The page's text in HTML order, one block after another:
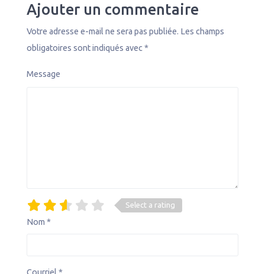
Ajouter un commentaire
Votre adresse e-mail ne sera pas publiée. Les champs
obligatoires sont indiqués avec *
Message
Select a rating
Nom *